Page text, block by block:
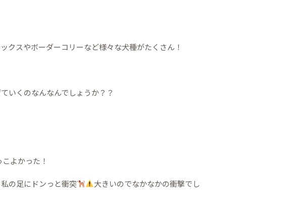
クスやボーダーコリーなど様々な犬種がたくさん！
いくのなんなんでしょうか？？
こよかった！
の足にドンっと衝突
大きいのでなかなかの衝撃でし